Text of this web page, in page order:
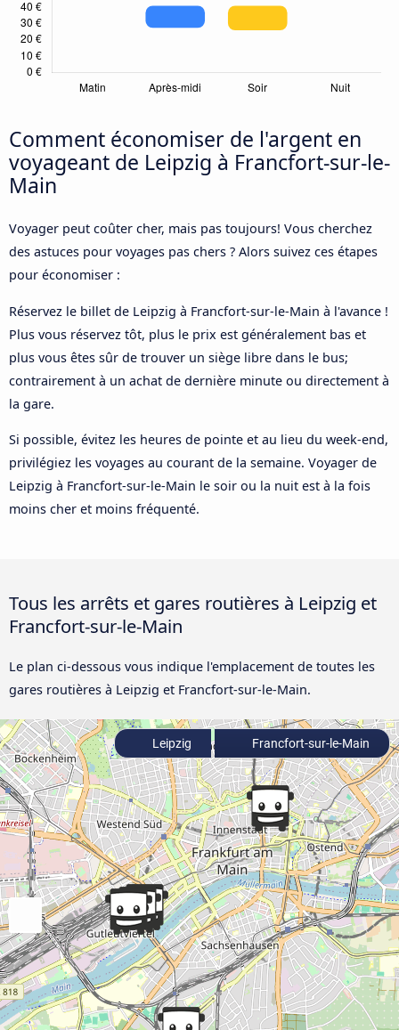
Comment économiser de l'argent en
voyageant de Leipzig à Francfort-sur-le-
Main
Voyager peut coûter cher, mais pas toujours! Vous cherchez
des astuces pour voyages pas chers ? Alors suivez ces étapes
pour économiser :
Réservez le billet de Leipzig à Francfort-sur-le-Main à l'avance !
Plus vous réservez tôt, plus le prix est généralement bas et
plus vous êtes sûr de trouver un siège libre dans le bus;
contrairement à un achat de dernière minute ou directement à
la gare.
Si possible, évitez les heures de pointe et au lieu du week-end,
privilégiez les voyages au courant de la semaine. Voyager de
Leipzig à Francfort-sur-le-Main le soir ou la nuit est à la fois
moins cher et moins fréquenté.
Tous les arrêts et gares routières à Leipzig et
Francfort-sur-le-Main
Le plan ci-dessous vous indique l'emplacement de toutes les
gares routières à Leipzig et Francfort-sur-le-Main.
Leipzig Francfort-sur-le-Main